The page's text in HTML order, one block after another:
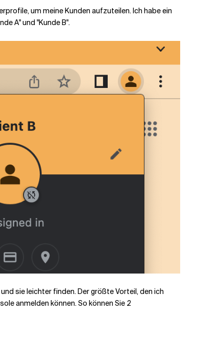
um meine Kunden aufzuteilen. Ich habe ein
A" und "Kunde B".
sie leichter finden. Der größte Vorteil, den ich
anmelden können. So können Sie 2